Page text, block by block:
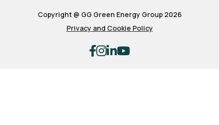
Copyright @ GG Green Energy Group 2026
Privacy and Cookie Policy